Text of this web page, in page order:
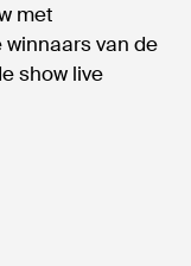
met
van de
show live